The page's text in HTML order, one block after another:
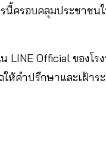
นี้ครอบคลุมประชาช
Official ของโร
คำปรึกษาและเฝ้าร